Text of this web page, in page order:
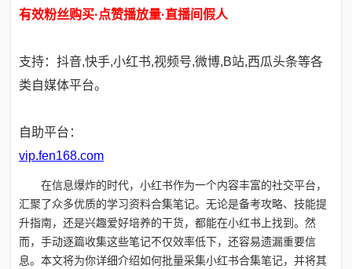
有效粉丝购买·点赞播放量·直播间假人
支持：抖音,快手,小红书,视频号,微博,B站,西瓜头条等各
类自媒体平台。
自助平台：
vip.fen168.com
在信息爆炸的时代，小红书作为一个内容丰富的社交平台，
汇聚了众多优质的学习资料合集笔记。无论是备考攻略、技能提
升指南，还是兴趣爱好培养的干货，都能在小红书上找到。然
而，手动逐篇收集这些笔记不仅效率低下，还容易遗漏重要信
息。本文将为你详细介绍如何批量采集小红书合集笔记，并将其